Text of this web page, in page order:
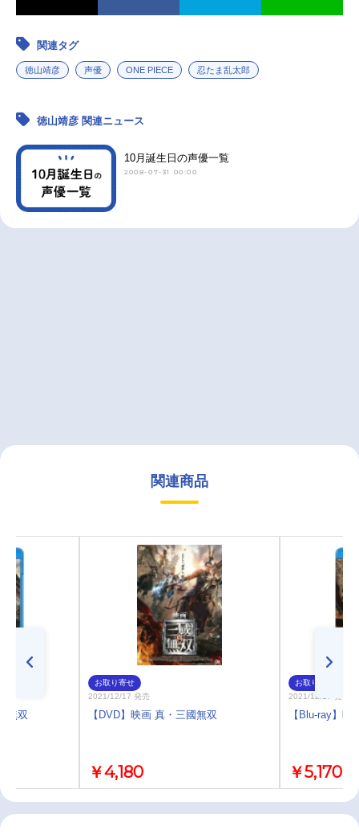
関連タグ
徳山靖彦 声優 ONE PIECE 忍たま乱太郎
徳山靖彦 関連ニュース
10月誕生日の声優一覧
2008-07-31 00:00
関連商品
無双
お取り寄せ
2021/12/17 発売
【DVD】映画 真・三國無双
￥4,180
お取り寄せ
2021/12/17 発売
【Blu-ray】
￥5,170